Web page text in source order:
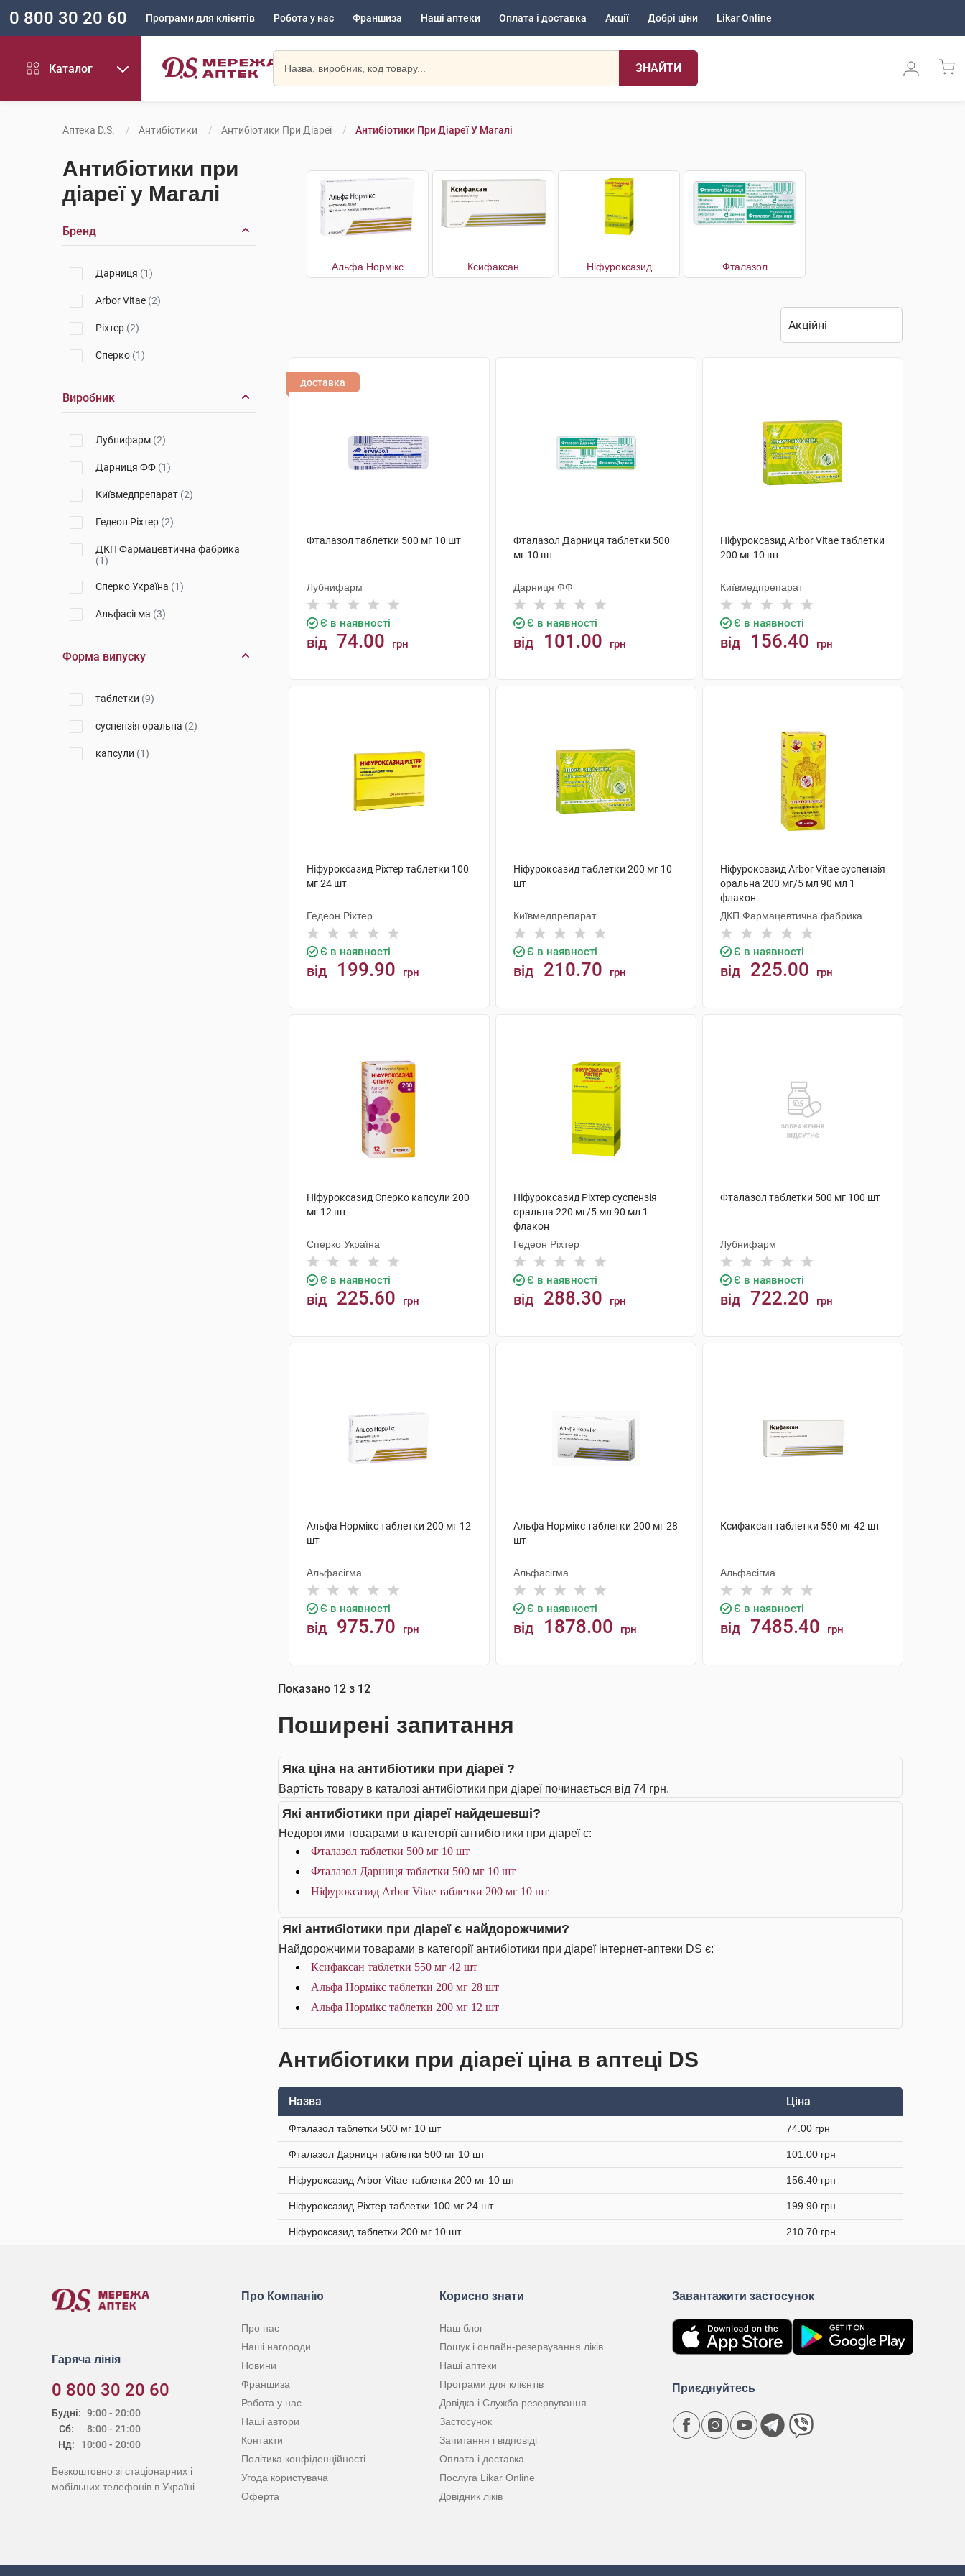
0 800 30 20 60 Програми для клієнтів Робота у нас Франшиза Наші аптеки Оплата і доставка Акції Добрі ціни Likar Online
Каталог ЗНАЙТИ
Аптека D.S. Антибіотики Антибіотики При Діареї Антибіотики При Діареї У Магалі
Антибіотики при
діареї у Магалі
Бренд
Дарниця (1)
Arbor Vitae (2)
Ріхтер (2)
Сперко (1)
Виробник
Лубнифарм (2)
Дарниця ФФ (1)
Київмедпрепарат (2)
Гедеон Ріхтер (2)
ДКП Фармацевтична фабрика
(1)
Сперко Україна (1)
Альфасігма (3)
Форма випуску
таблетки (9)
суспензія оральна (2)
капсули (1)
Альфа Нормікс Ксифаксан Ніфуроксазид Фталазол
доставка
Фталазол таблетки 500 мг 10 шт
Лубнифарм
Є в наявності
від 74.00 грн
Фталазол Дарниця таблетки 500
мг 10 шт
Дарниця ФФ
Є в наявності
від 101.00 грн
Ніфуроксазид Arbor Vitae таблетки
200 мг 10 шт
Київмедпрепарат
Є в наявності
від 156.40 грн
Ніфуроксазид Ріхтер таблетки 100
мг 24 шт
Гедеон Ріхтер
Є в наявності
від 199.90 грн
Ніфуроксазид таблетки 200 мг 10
шт
Київмедпрепарат
Є в наявності
від 210.70 грн
Ніфуроксазид Arbor Vitae суспензія
оральна 200 мг/5 мл 90 мл 1
флакон
ДКП Фармацевтична фабрика
Є в наявності
від 225.00 грн
Ніфуроксазид Сперко капсули 200
мг 12 шт
Сперко Україна
Є в наявності
від 225.60 грн
Ніфуроксазид Ріхтер суспензія
оральна 220 мг/5 мл 90 мл 1
флакон
Гедеон Ріхтер
Є в наявності
від 288.30 грн
Фталазол таблетки 500 мг 100 шт
Лубнифарм
Є в наявності
від 722.20 грн
Альфа Нормікс таблетки 200 мг 12
шт
Альфасігма
Є в наявності
від 975.70 грн
Альфа Нормікс таблетки 200 мг 28
шт
Альфасігма
Є в наявності
від 1878.00 грн
Ксифаксан таблетки 550 мг 42 шт
Альфасігма
Є в наявності
від 7485.40 грн
Показано 12 з 12
Поширені запитання
Яка ціна на антибіотики при діареї ?
Вартість товару в каталозі антибіотики при діареї починається від 74 грн.
Які антибіотики при діареї найдешевші?
Недорогими товарами в категорії антибіотики при діареї є:
Фталазол таблетки 500 мг 10 шт
Фталазол Дарниця таблетки 500 мг 10 шт
Ніфуроксазид Arbor Vitae таблетки 200 мг 10 шт
Які антибіотики при діареї є найдорожчими?
Найдорожчими товарами в категорії антибіотики при діареї інтернет-аптеки DS є:
Ксифаксан таблетки 550 мг 42 шт
Альфа Нормікс таблетки 200 мг 28 шт
Альфа Нормікс таблетки 200 мг 12 шт
Антибіотики при діареї ціна в аптеці DS
Назва Ціна
Фталазол таблетки 500 мг 10 шт 74.00 грн
Фталазол Дарниця таблетки 500 мг 10 шт 101.00 грн
Ніфуроксазид Arbor Vitae таблетки 200 мг 10 шт 156.40 грн
Ніфуроксазид Ріхтер таблетки 100 мг 24 шт 199.90 грн
Ніфуроксазид таблетки 200 мг 10 шт 210.70 грн
Гаряча лінія
0 800 30 20 60
Будні:
Сб:
Нд:
9:00 - 20:00
8:00 - 21:00
10:00 - 20:00
Безкоштовно зі стаціонарних і
мобільних телефонів в Україні
Про Компанію
Про нас
Наші нагороди
Новини
Франшиза
Робота у нас
Наші автори
Контакти
Політика конфіденційності
Угода користувача
Оферта
Корисно знати
Наш блог
Пошук і онлайн-резервування ліків
Наші аптеки
Програми для клієнтів
Довідка і Служба резервування
Застосунок
Запитання і відповіді
Оплата і доставка
Послуга Likar Online
Довідник ліків
Завантажити застосунок
Приєднуйтесь